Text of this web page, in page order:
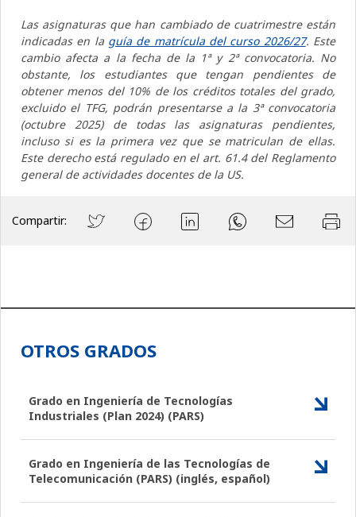
Las asignaturas que han cambiado de cuatrimestre están
indicadas en la guía de matrícula del curso 2026/27. Este
cambio afecta a la fecha de la 1ª y 2ª convocatoria. No
obstante, los estudiantes que tengan pendientes de
obtener menos del 10% de los créditos totales del grado,
excluido el TFG, podrán presentarse a la 3ª convocatoria
(octubre 2025) de todas las asignaturas pendientes,
incluso si es la primera vez que se matriculan de ellas.
Este derecho está regulado en el art. 61.4 del Reglamento
general de actividades docentes de la US.
Compartir:
OTROS GRADOS
Grado en Ingeniería de Tecnologías
Industriales (Plan 2024) (PARS)
Grado en Ingeniería de las Tecnologías de
Telecomunicación (PARS) (inglés, español)